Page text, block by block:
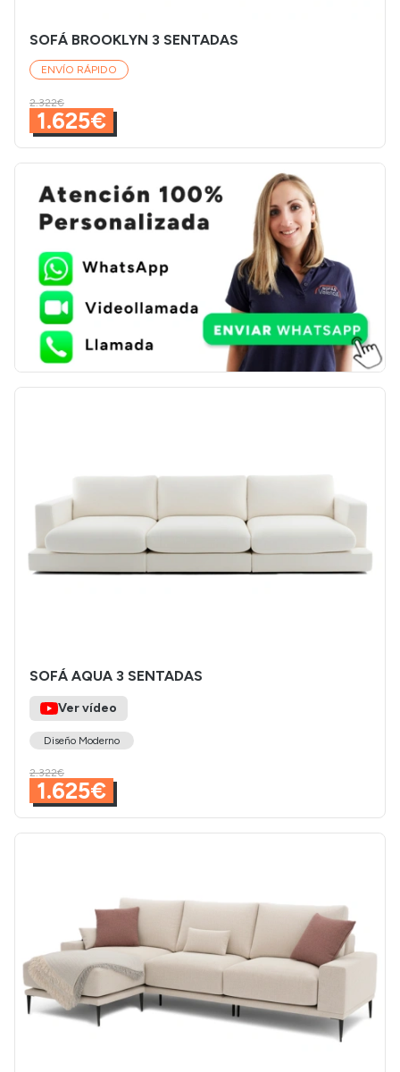
SOFÁ BROOKLYN 3 SENTADAS
ENVÍO RÁPIDO
2.322€
1.625€
SOFÁ AQUA 3 SENTADAS
Ver vídeo
Diseño Moderno
2.322€
1.625€